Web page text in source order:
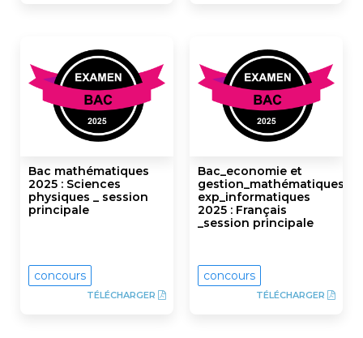
Bac mathématiques
2025 : Sciences
physiques _ session
principale
concours
TÉLÉCHARGER
Bac_economie et
exp_informatiques
2025 : Français
_session principale
concours
TÉLÉCHARGER